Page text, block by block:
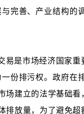
完善、产业结构
是市场经济国家
份排污权。政府
建立的法学基础
放量，为了避免